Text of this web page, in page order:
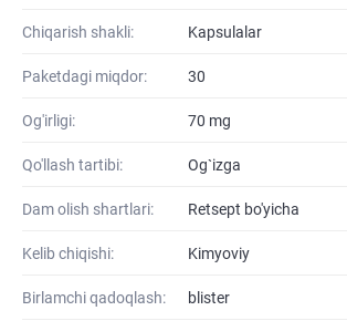
Chiqarish shakli: Kapsulalar
Paketdagi miqdor: 30
Og'irligi: 70 mg
Qo'llash tartibi: Og`izga
Dam olish shartlari: Retsept bo'yicha
Kelib chiqishi: Kimyoviy
Birlamchi qadoqlash: blister